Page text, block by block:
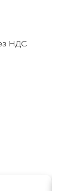
НДС